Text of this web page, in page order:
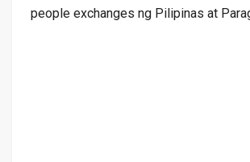
people exchanges ng Pilipinas at